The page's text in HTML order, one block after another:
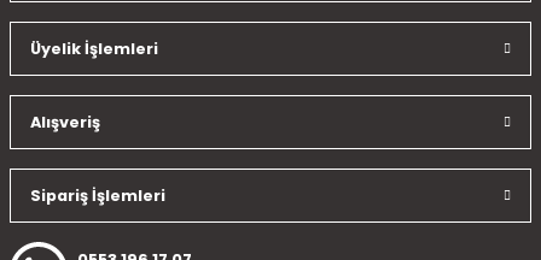
Ürün resmi kalitesiz, bozuk veya görüntülenemiyor.
Ürün açıklamasında eksik bilgiler bulunuyor.
Ürün fiyatı diğer sitelerden daha pahalı.
Bu ürüne benzer farklı alternatifler olmalı.
Üyelik İşlemleri
Alışveriş
Sipariş İşlemleri